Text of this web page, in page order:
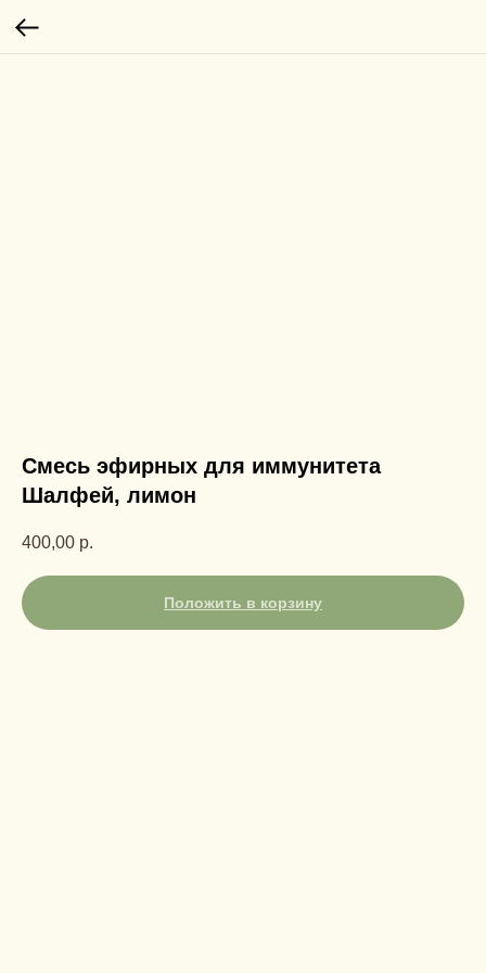
Смесь эфирных для иммунитета
Шалфей, лимон
400,00 р.
Положить в корзину